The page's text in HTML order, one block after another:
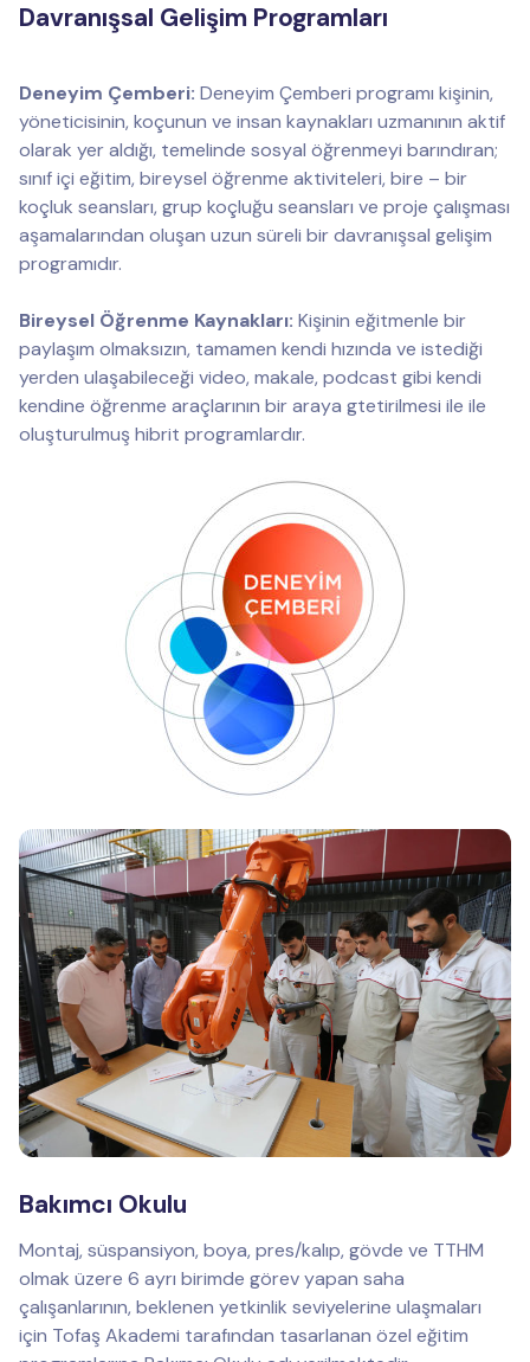
Davranışsal Gelişim Programları
Deneyim Çemberi: Deneyim Çemberi programı kişinin,
yöneticisinin, koçunun ve insan kaynakları uzmanının aktif
olarak yer aldığı, temelinde sosyal öğrenmeyi barındıran;
sınıf içi eğitim, bireysel öğrenme aktiviteleri, bire – bir
koçluk seansları, grup koçluğu seansları ve proje çalışması
aşamalarından oluşan uzun süreli bir davranışsal gelişim
programıdır.
Bireysel Öğrenme Kaynakları: Kişinin eğitmenle bir
paylaşım olmaksızın, tamamen kendi hızında ve istediği
yerden ulaşabileceği video, makale, podcast gibi kendi
kendine öğrenme araçlarının bir araya gtetirilmesi ile ile
oluşturulmuş hibrit programlardır.
Bakımcı Okulu
Montaj, süspansiyon, boya, pres/kalıp, gövde ve TTHM
olmak üzere 6 ayrı birimde görev yapan saha
çalışanlarının, beklenen yetkinlik seviyelerine ulaşmaları
için Tofaş Akademi tarafından tasarlanan özel eğitim